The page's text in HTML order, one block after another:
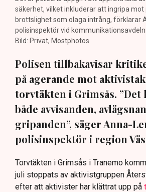
säkerhet, vilket inkluderar att ingripa mot
brottslighet som olaga intrång, förklarar
polisinspektör vid
Bild: Privat, Mostphotos
Polisen tillbakavisar
på agerande mot
torvtäkten i Grimsås.
både avvisanden,
gripanden”, säger Anna-
polisinspektör i region
Torvtäkten i Grimsås i Tranemo
juli stoppats av aktivistgruppen
efter att aktivister har klättrat upp på